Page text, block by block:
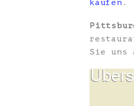
kaufen .
Sie uns